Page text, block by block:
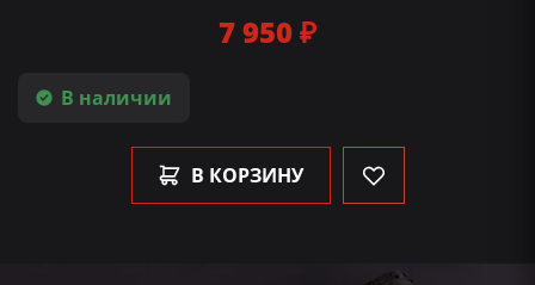
В наличии
7 950 ₽
В КОРЗИНУ